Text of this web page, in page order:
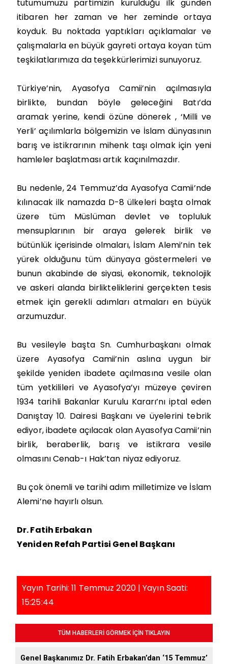
tutumumuzu partimizin kurulduğu ilk günden
itibaren her zaman ve her zeminde ortaya
koyduk. Bu noktada yaptıkları açıklamalar ve
çalışmalarla en büyük gayreti ortaya koyan tüm
teşkilatlarımıza da teşekkürlerimizi sunuyoruz.
Türkiye’nin, Ayasofya Camii’nin açılmasıyla
birlikte, bundan böyle geleceğini Batı’da
aramak yerine, kendi özüne dönerek , ‘Milli ve
Yerli’ açılımlarla bölgemizin ve İslam dünyasının
barış ve istikrarının mihenk taşı olmak için yeni
hamleler başlatması artık kaçınılmazdır.
Bu nedenle, 24 Temmuz’da Ayasofya Camii’nde
kılınacak ilk namazda D-8 ülkeleri başta olmak
üzere tüm Müslüman devlet ve topluluk
mensuplarının bir araya gelerek birlik ve
bütünlük içerisinde olmaları, İslam Alemi’nin tek
yürek olduğunu tüm dünyaya göstermeleri ve
bunun akabinde de siyasi, ekonomik, teknolojik
ve askeri alanda birlikteliklerini gerçekten tesis
etmek için gerekli adımları atmaları en büyük
arzumuzdur.
Bu vesileyle başta Sn. Cumhurbaşkanı olmak
üzere Ayasofya Camii’nin aslına uygun bir
şekilde yeniden ibadete açılmasına vesile olan
tüm yetkilileri ve Ayasofya’yı müzeye çeviren
1934 tarihli Bakanlar Kurulu Kararı’nı iptal eden
Danıştay 10. Dairesi Başkanı ve üyelerini tebrik
ediyor, ibadete açılacak olan Ayasofya Camii’nin
birlik, beraberlik, barış ve istikrara vesile
olmasını Cenab-ı Hak’tan niyaz ediyoruz.
Bu çok önemli ve tarihi adım milletimize ve İslam
Alemi’ne hayırlı olsun.
Dr. Fatih Erbakan
Yeniden Refah Partisi Genel Başkanı
Yayın Tarihi: 11 Temmuz 2020 | Yayın Saati:
15:25:44
TÜM HABERLERİ GÖRMEK İÇİN TIKLAYIN
Genel Başkanımız Dr. Fatih Erbakan’dan ‘15 Temmuz’